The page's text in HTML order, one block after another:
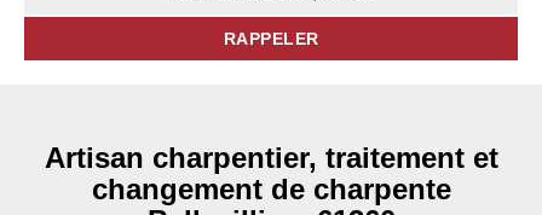
Artisan charpentier, traitement et
changement de charpente